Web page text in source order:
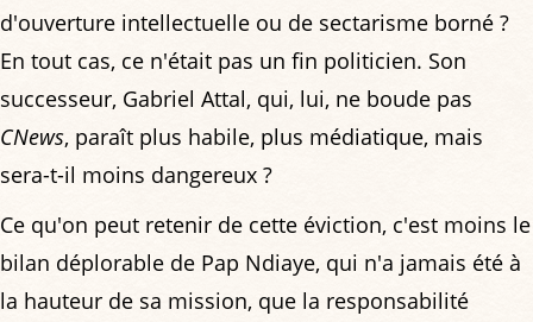
d'ouverture intellectuelle ou de sectarisme borné ?
En tout cas, ce n'était pas un fin politicien. Son
successeur, Gabriel Attal, qui, lui, ne boude pas
CNews, paraît plus habile, plus médiatique, mais
sera-t-il moins dangereux ?
Ce qu'on peut retenir de cette éviction, c'est moins le
bilan déplorable de Pap Ndiaye, qui n'a jamais été à
la hauteur de sa mission, que la responsabilité